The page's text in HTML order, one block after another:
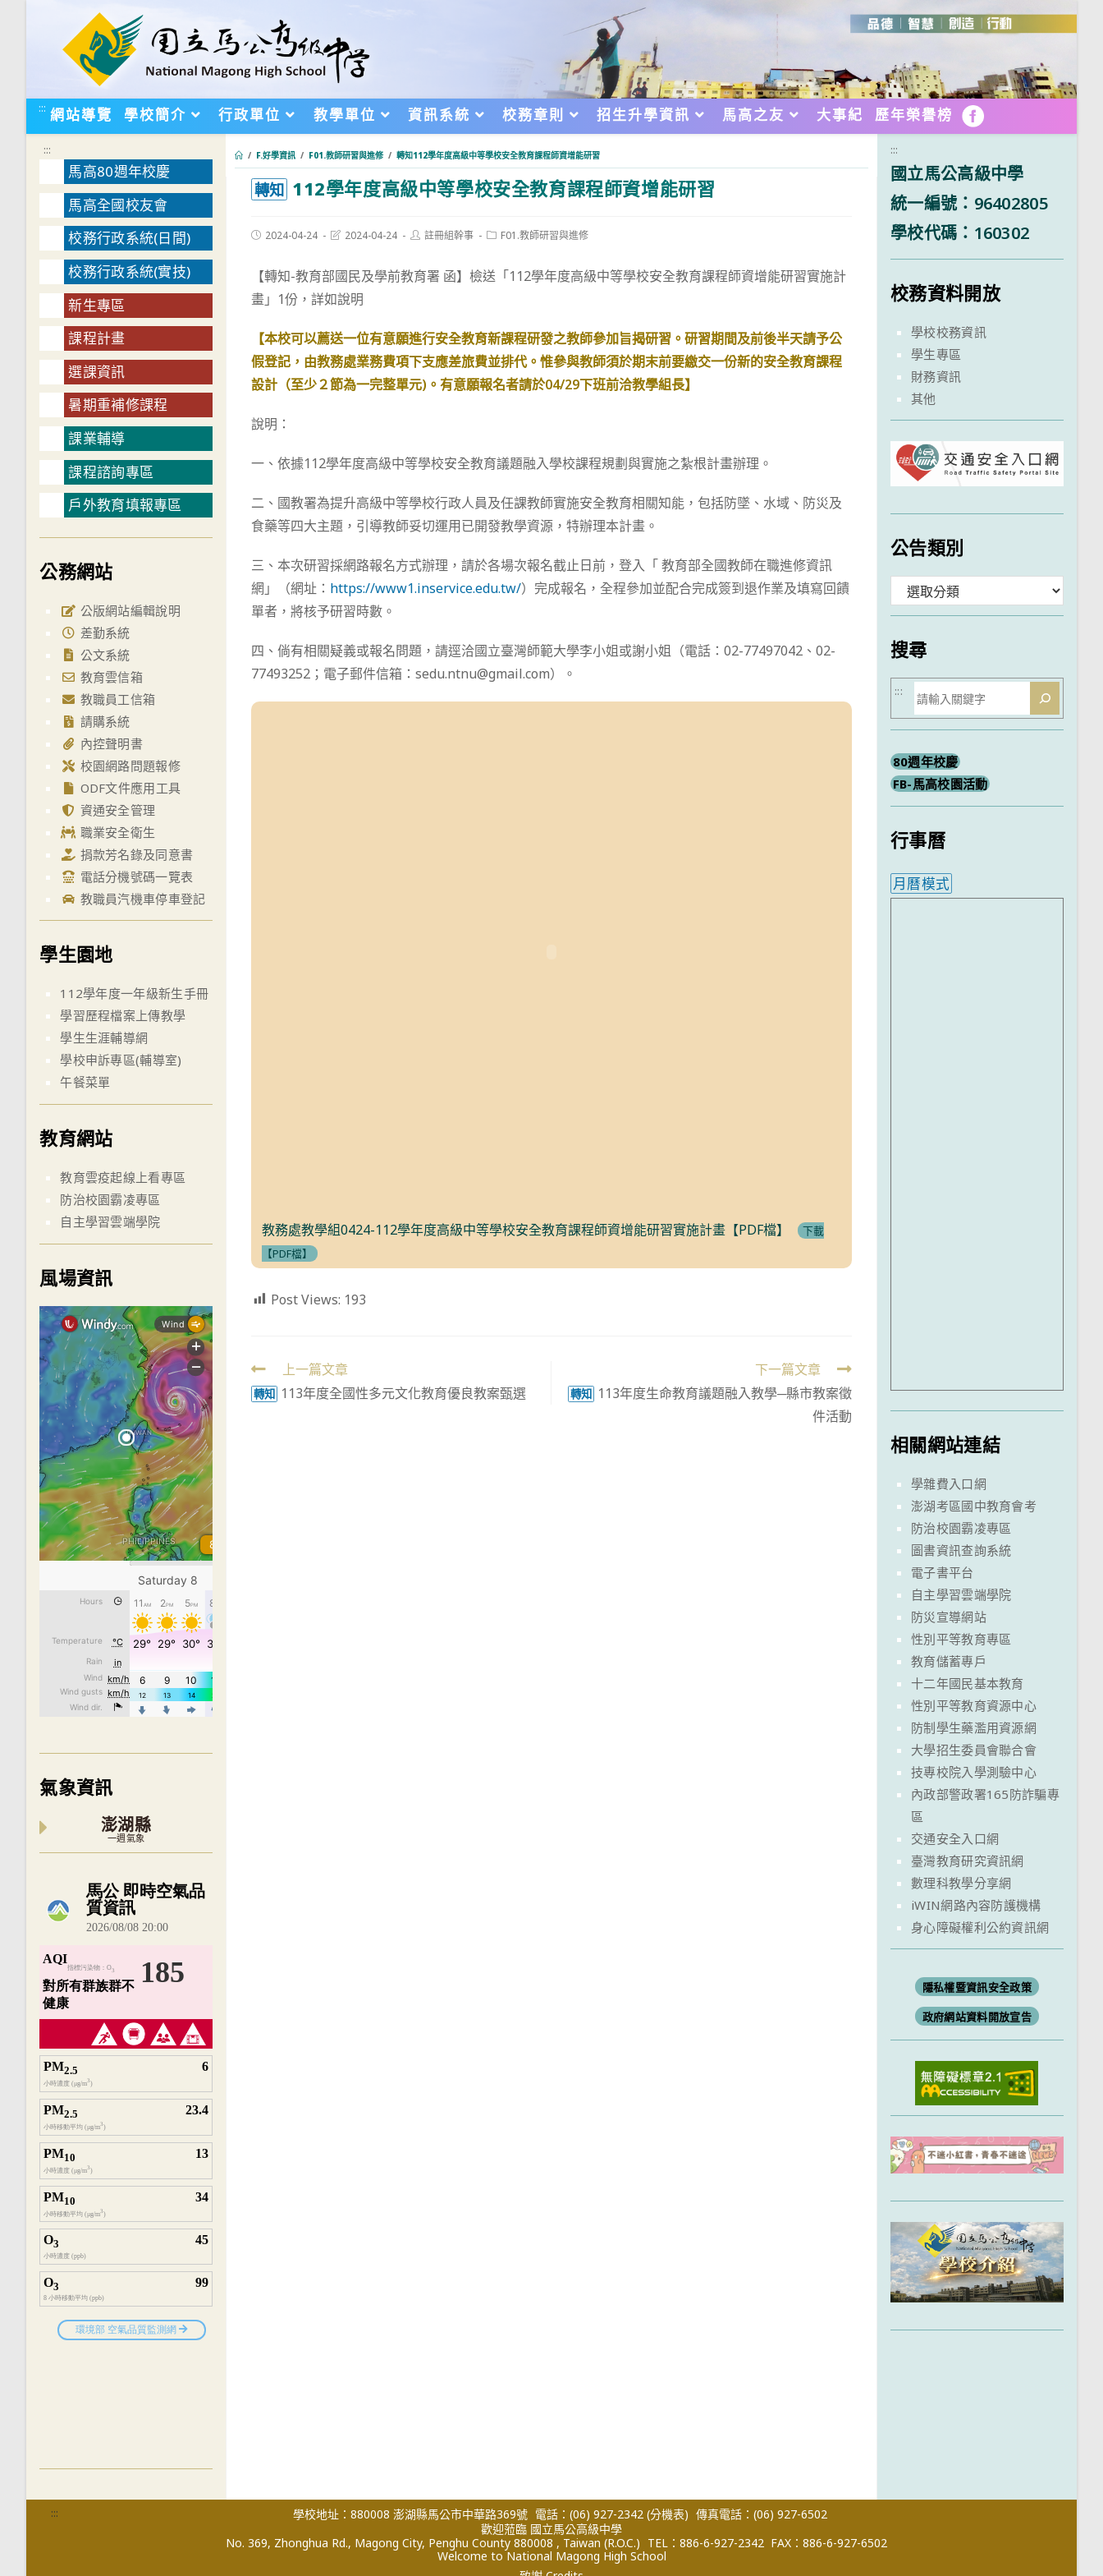
::: 網站導覽 學校簡介 行政單位 教學單位 資訊系統 校務章則 招生升學資訊 馬高之友 大事紀 歷年榮譽榜 FB
/ F.好學資訊 / F01.教師研習與進修 / 轉知112學年度高級中等學校安全教育課程師資增能研習
轉知 112學年度高級中等學校安全教育課程師資增能研習
Post2024-04-24
Post2024-04-24
Post註冊組幹事
PostF01.教師研習與進修
【轉知-教育部國民及學前教育署 函】檢送「112學年度高級中等學校安全教育課程師資增能研習實施計
畫」1份，詳如說明
【本校可以薦送一位有意願進行安全教育新課程研發之教師參加旨揭研習。研習期間及前後半天請予公
假登記，由教務處業務費項下支應差旅費並排代。惟參與教師須於期末前要繳交一份新的安全教育課程
設計（至少２節為一完整單元)。有意願報名者請於04/29下班前洽教學組長】
說明：
一、依據112學年度高級中等學校安全教育議題融入學校課程規劃與實施之紮根計畫辦理。
二、國教署為提升高級中等學校行政人員及任課教師實施安全教育相關知能，包括防墜、水域、防災及
食藥等四大主題，引導教師妥切運用已開發教學資源，特辦理本計畫。
三、本次研習採網路報名方式辦理，請於各場次報名截止日前，登入「 教育部全國教師在職進修資訊
網」（網址： https://www1.inservice.edu.tw/）完成報名，全程參加並配合完成簽到退作業及填寫回饋
單者，將核予研習時數。
四、倘有相關疑義或報名問題，請逕洽國立臺灣師範大學李小姐或謝小姐（電話：02-77497042、02-
77493252；電子郵件信箱：sedu.ntnu@gmail.com）。
教務處教學組0424-112學年度高級中等學校安全教育課程師資增能研習實施計畫【PDF檔】
下載
【PDF檔】
Post Views: 193
Read
more
上一篇文章
轉知 113年度全國性多元文化教育優良教案甄選
下一篇文章
轉知 113年度生命教育議題融入教學─縣市教案徵
件活動
:::
馬高80週年校慶
馬高全國校友會
校務行政系統(日間)
校務行政系統(實技)
新生專區
課程計畫
選課資訊
暑期重補修課程
課業輔導
課程諮詢專區
戶外教育填報專區
公務網站
公版網站編輯說明
差勤系統
公文系統
教育雲信箱
教職員工信箱
請購系統
內控聲明書
校園網路問題報修
ODF文件應用工具
資通安全管理
職業安全衛生
捐款芳名錄及同意書
電話分機號碼一覽表
教職員汽機車停車登記
學生園地
112學年度一年級新生手冊
學習歷程檔案上傳教學
學生生涯輔導網
學校申訴專區(輔導室)
午餐菜單
教育網站
教育雲疫起線上看專區
防治校園霸凌專區
自主學習雲端學院
風場資訊
氣象資訊
澎湖縣
一週氣象
內嵌空氣品質小工具為視覺預覽，完整即時空氣品質資料請開啟
:::
國立馬公高級中學
統一編號：96402805
學校代碼：160302
校務資料開放
學校校務資訊
學生專區
財務資訊
其他
公告類別
類
搜尋
搜
尋
:::
80週年校慶
FB-馬高校園活動
行事曆
月曆模式
相關網站連結
學雜費入口網
澎湖考區國中教育會考
防治校園霸凌專區
圖書資訊查詢系統
電子書平台
自主學習雲端學院
防災宣導網站
性別平等教育專區
教育儲蓄專戶
十二年國民基本教育
性別平等教育資源中心
防制學生藥濫用資源網
大學招生委員會聯合會
技專校院入學測驗中心
內政部警政署165防詐騙專
區
交通安全入口網
臺灣教育研究資訊網
數理科教學分享網
iWIN網路內容防護機構
身心障礙權利公約資訊網
隱私權暨資訊安全政策
政府網站資料開放宣告
::: 學校地址：880008 澎湖縣馬公市中華路369號 電話：(06) 927-2342 (分機表) 傳真電話：(06) 927-6502
歡迎蒞臨 國立馬公高級中學
No. 369, Zhonghua Rd., Magong City, Penghu County 880008 , Taiwan (R.O.C.) TEL：886-6-927-2342 FAX：886-6-927-6502
Welcome to National Magong High School